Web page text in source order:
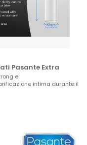
Pasante Extra
e
intima durante il